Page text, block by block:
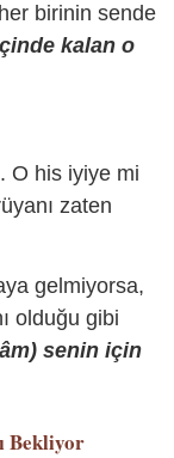
birinin sende
kalan o
O his iyiye mi
zaten
gelmiyorsa,
olduğu gibi
senin için
Bekliyor